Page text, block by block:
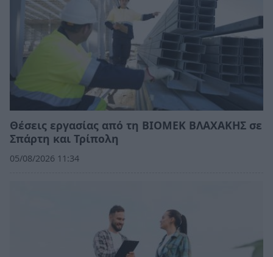
Θέσεις εργασίας από τη ΒΙΟΜΕΚ ΒΛΑΧΑΚΗΣ σε
Σπάρτη και Τρίπολη
05/08/2026 11:34